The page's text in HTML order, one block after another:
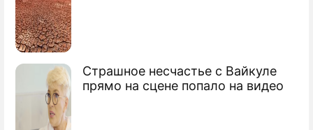
Страшное несчастье с Вайкуле
прямо на сцене попало на видео